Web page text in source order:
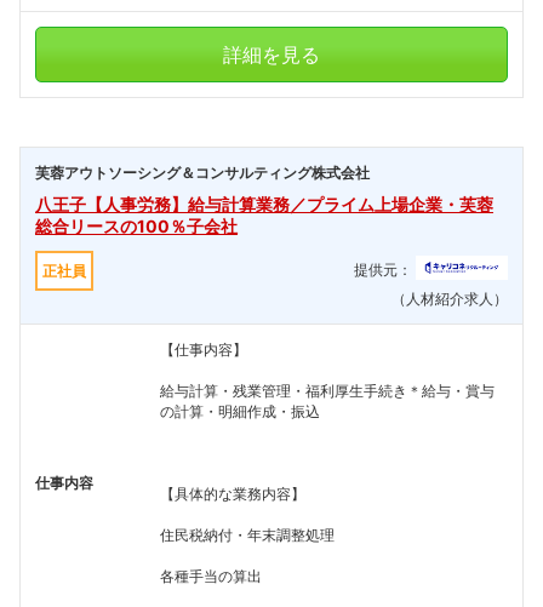
詳細を見る
芙蓉アウトソーシング＆コンサルティング株式会社
八王子【人事労務】給与計算業務／プライム上場企業・芙蓉
総合リースの100％子会社
正社員
提供元：
（人材紹介求人）
仕事内容
【仕事内容】
給与計算・残業管理・福利厚生手続き＊給与・賞与
の計算・明細作成・振込
【具体的な業務内容】
住民税納付・年末調整処理
各種手当の算出